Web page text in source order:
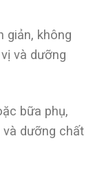
giản, không
và dưỡng
bữa phụ,
và dưỡng chất